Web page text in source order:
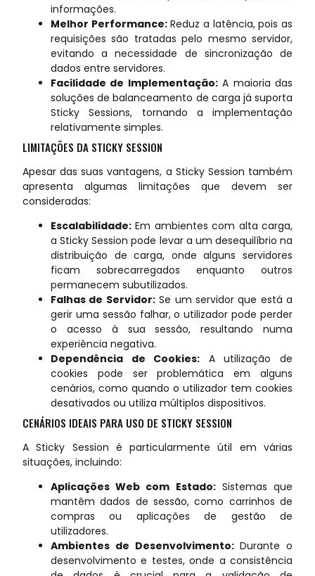
informações.
Melhor Performance:Reduz a latência, pois as
requisições são tratadas pelo mesmo servidor,
evitando a necessidade de sincronização de
dados entre servidores.
Facilidade de Implementação:A maioria das
soluções de balanceamento de carga já suporta
Sticky Sessions, tornando a implementação
relativamente simples.
LIMITAÇÕES DA STICKY SESSION
Apesar das suas vantagens, a Sticky Session também
apresenta algumas limitações que devem ser
consideradas:
Escalabilidade: Em ambientes com alta carga,
a Sticky Session pode levar a um desequilíbrio na
distribuição de carga, onde alguns servidores
ficam sobrecarregados enquanto outros
permanecem subutilizados.
Falhas de Servidor:Se um servidor que está a
gerir uma sessão falhar, o utilizador pode perder
o acesso à sua sessão, resultando numa
experiência negativa.
Dependência de Cookies: A utilização de
cookies pode ser problemática em alguns
cenários, como quando o utilizador tem cookies
desativados ou utiliza múltiplos dispositivos.
CENÁRIOS IDEAIS PARA USO DE STICKY SESSION
A Sticky Session é particularmente útil em várias
situações, incluindo:
Aplicações Web com Estado:Sistemas que
mantêm dados de sessão, como carrinhos de
compras ou aplicações de gestão de
utilizadores.
Ambientes de Desenvolvimento:Durante o
desenvolvimento e testes, onde a consistência